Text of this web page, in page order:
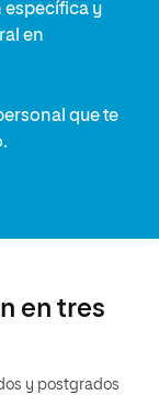
específica y
en
que te
en tres
y postgrados